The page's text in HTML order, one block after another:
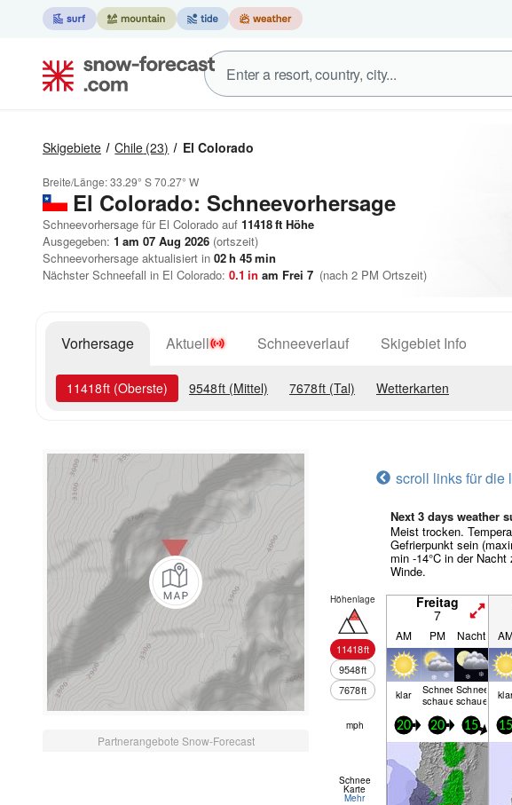
Skigebiete Chile (23) El Colorado
Breite/Länge:33.29° S70.27° W
El Colorado: Schneevorhersage
Schneevorhersage für El Colorado auf 11418ft Höhe
Ausgegeben: 1 am 07 Aug 2026 (ortszeit)
Schneevorhersage aktualisiert in 02h 45min
Nächster Schneefall in El Colorado: 0.1 in am Frei 7 (nach 2 PM Ortszeit)
Vorhersage Aktuell Schneeverlauf Skigebiet Info
11418ft (Oberste) 9548ft (Mittel) 7678ft (Tal) Wetterkarten
Partnerangebote Snow-Forecast
scroll links für die
Next 3 days weather
Meist trocken.
Gefrierpunkt sein
min -14°C in der
Winde.
Höhenlage
11418ft
9548ft
7678ft
Freitag
7
AM PM Nacht
klar Schnee­
schauer
Schnee­
schauer
mph 20 20 15 15
Schnee
Karte
Mehr